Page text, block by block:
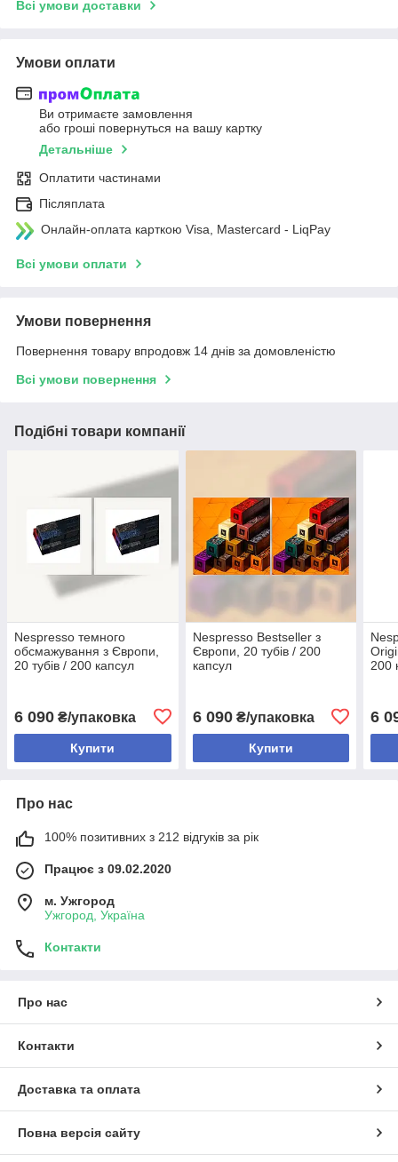
Всі умови доставки
Умови оплати
Ви отримаєте замовлення
або гроші повернуться на вашу картку
Детальніше
Оплатити частинами
Післяплата
Онлайн-оплата карткою Visa, Mastercard - LiqPay
Всі умови оплати
Умови повернення
Повернення товару впродовж 14 днів за домовленістю
Всі умови повернення
Подібні товари компанії
Nespresso темного
обсмажування з Європи,
20 тубів / 200 капсул
6 090 ₴/упаковка
Купити
Nespresso Bestseller з
Європи, 20 тубів / 200
капсул
6 090₴/упаковка
Купити
200
6
Про нас
100% позитивних з 212 відгуків за рік
Працює з 09.02.2020
м. Ужгород
Ужгород, Україна
Контакти
Про нас
Контакти
Доставка та оплата
Повна версія сайту